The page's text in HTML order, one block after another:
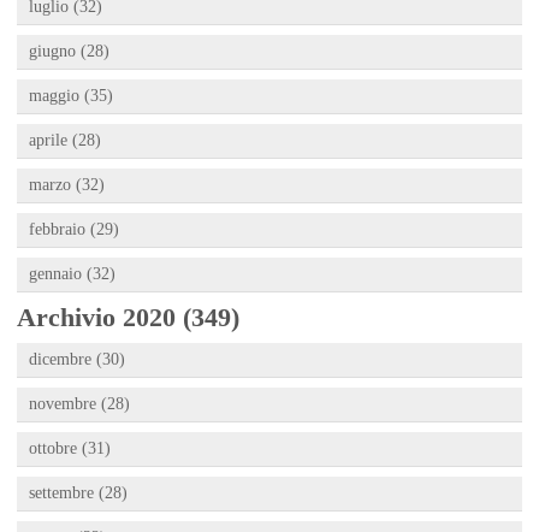
luglio (32)
giugno (28)
maggio (35)
aprile (28)
marzo (32)
febbraio (29)
gennaio (32)
Archivio 2020 (349)
dicembre (30)
novembre (28)
ottobre (31)
settembre (28)